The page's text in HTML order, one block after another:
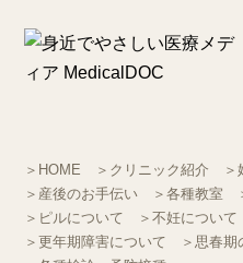
＞HOME ＞クリニック紹介 ＞
＞産後のお手伝い
＞各種教室
＞ピルについて
＞不妊について
＞更年期障害について
＞思春期